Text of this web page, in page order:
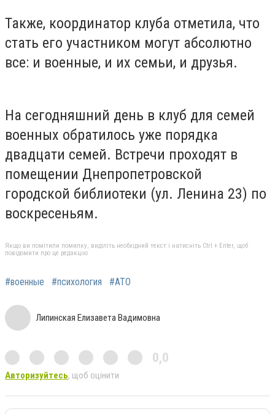
Также, координатор клуба отметила, что
стать его участником могут абсолютно
все: и военные, и их семьи, и друзья.
На сегодняшний день в клуб для семей
военных обратилось уже порядка
двадцати семей. Встречи проходят в
помещении Днепропетровской
городской библиотеки (ул. Ленина 23) по
воскресеньям.
Якщо ви помітили помилку, виділіть необхідний текст і натисніть Ctrl + Enter, щоб
повідомити про це редакцію
#военные #психология #АТО
Липинская Елизавета Вадимовна
0,0
Авторизуйтесь, щоб оцінити